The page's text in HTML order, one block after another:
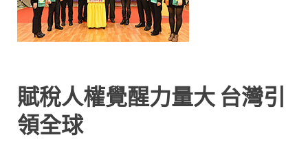
賦稅人權覺醒力量大 台灣引
領全球